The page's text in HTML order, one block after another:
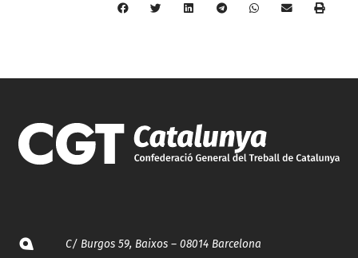
C/ Burgos 59, Baixos – 08014 Barcelona